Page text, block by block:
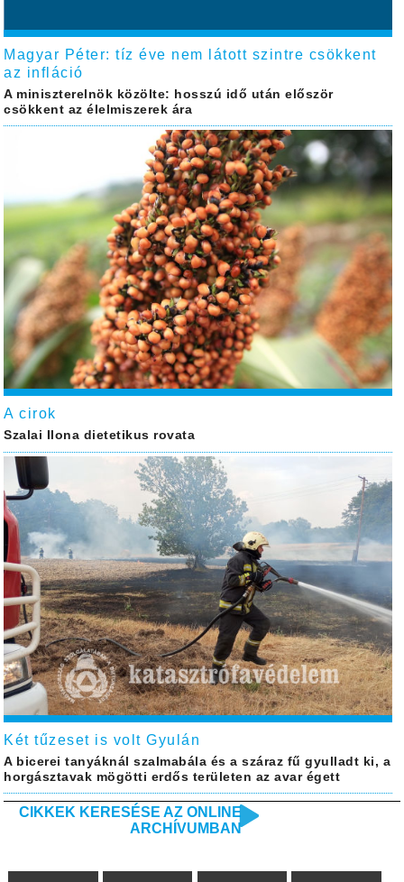
Magyar Péter: tíz éve nem látott szintre csökkent
az infláció
A miniszterelnök közölte: hosszú idő után először
csökkent az élelmiszerek ára
A cirok
Szalai Ilona dietetikus rovata
Két tűzeset is volt Gyulán
A bicerei tanyáknál szalmabála és a száraz fű gyulladt ki, a
horgásztavak mögötti erdős területen az avar égett
CIKKEK KERESÉSE AZ ONLINE
ARCHÍVUMBAN